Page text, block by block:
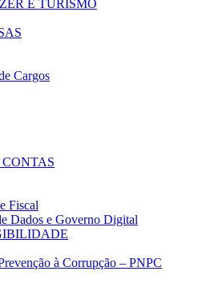
E TURISMO
Cargos
Fiscal
Dados e Governo Digital
à Corrupção – PNPC